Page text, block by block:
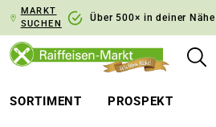
Zur Hauptnavigation
MARKT
SUCHEN
Über 500× in deiner Nähe
SORTIMENT PROSPEKT